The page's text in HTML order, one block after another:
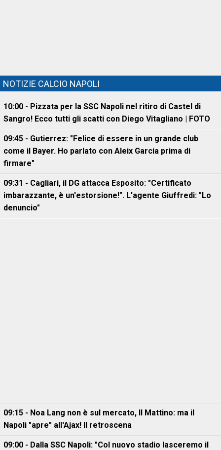
NOTIZIE CALCIO NAPOLI
10:00 - Pizzata per la SSC Napoli nel ritiro di Castel di
Sangro! Ecco tutti gli scatti con Diego Vitagliano | FOTO
09:45 - Gutierrez: "Felice di essere in un grande club
come il Bayer. Ho parlato con Aleix Garcia prima di
firmare"
09:31 - Cagliari, il DG attacca Esposito: "Certificato
imbarazzante, è un'estorsione!". L'agente Giuffredi: "Lo
denuncio"
09:15 - Noa Lang non è sul mercato, Il Mattino: ma il
Napoli "apre" all'Ajax! Il retroscena
09:00 - Dalla SSC Napoli: "Col nuovo stadio lasceremo il